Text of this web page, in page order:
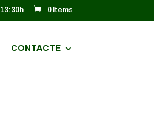
0 Items
CONTACTE